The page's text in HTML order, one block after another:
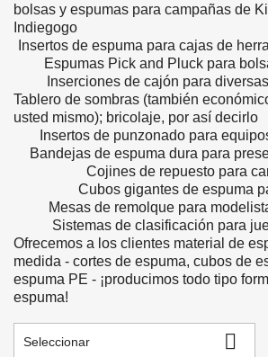
bolsas y espumas para campañas de
Indiegogo
Insertos de espuma para cajas de
Espumas Pick and Pluck para
Inserciones de cajón para
Tablero de sombras (también
usted mismo); bricolaje, por así decirlo
Insertos de punzonado para
Bandejas de espuma dura para
Cojines de repuesto para
Cubos gigantes de espuma
Mesas de remolque para
Sistemas de clasificación para
Ofrecemos a los clientes material de
medida - cortes de espuma, cubos de
espuma PE - ¡producimos todo tipo
espuma!
Seleccionar 